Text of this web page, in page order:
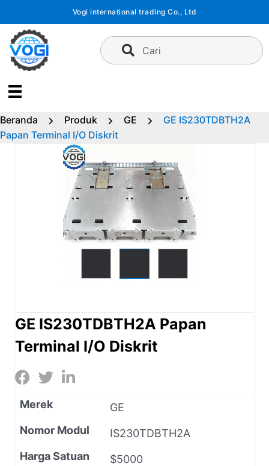
konten
Vogi international trading Co., Ltd
Cari
Beranda Produk GE
GE IS230TDBTH2A
Papan Terminal I/O Diskrit
GE IS230TDBTH2A Papan
Terminal I/O Diskrit
Merek
GE
Nomor Modul
IS230TDBTH2A
Harga Satuan
$5000